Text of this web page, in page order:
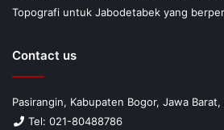
Topografi untuk Jabodetabek yang
Contact us
Pasirangin, Kabupaten Bogor, Jawa
Tel: 021-80488786